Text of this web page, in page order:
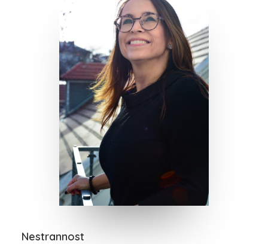
Nestrannost